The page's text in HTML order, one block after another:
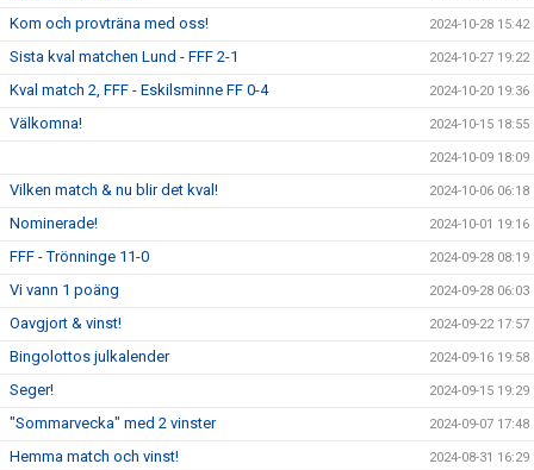
Kom och provträna med oss! 2024-10-28 15:42
Sista kval matchen Lund - FFF 2-1 2024-10-27 19:22
Kval match 2, FFF - Eskilsminne FF 0-4 2024-10-20 19:36
Välkomna! 2024-10-15 18:55
2024-10-09 18:09
Vilken match & nu blir det kval! 2024-10-06 06:18
Nominerade! 2024-10-01 19:16
FFF - Trönninge 11-0 2024-09-28 08:19
Vi vann 1 poäng 2024-09-28 06:03
Oavgjort & vinst! 2024-09-22 17:57
Bingolottos julkalender 2024-09-16 19:58
Seger! 2024-09-15 19:29
"Sommarvecka" med 2 vinster 2024-09-07 17:48
Hemma match och vinst! 2024-08-31 16:29